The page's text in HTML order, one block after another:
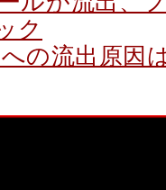
ク
の流出原因